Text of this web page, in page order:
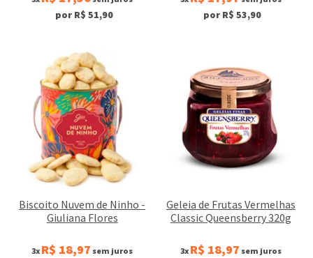
por R$ 51,90 por R$ 53,90
Biscoito Nuvem de Ninho -
Giuliana Flores
3x R$ 18,97 sem juros
Geleia de Frutas Vermelhas
Classic Queensberry 320g
3x R$ 18,97 sem juros